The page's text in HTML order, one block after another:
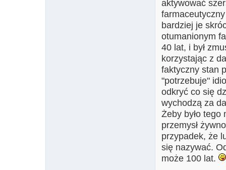
aktywować
bardziej je
otumanionym
40 lat, i był
korzystając z
faktyczny stan
"potrzebuje"
odkryć co się
wychodzą za
Żeby było tego
przemysł
przypadek, że
się nazywać.
może 100 lat.